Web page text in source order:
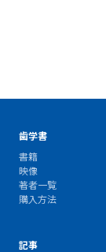
歯学書
書籍
映像
著者一覧
購入方法
記事